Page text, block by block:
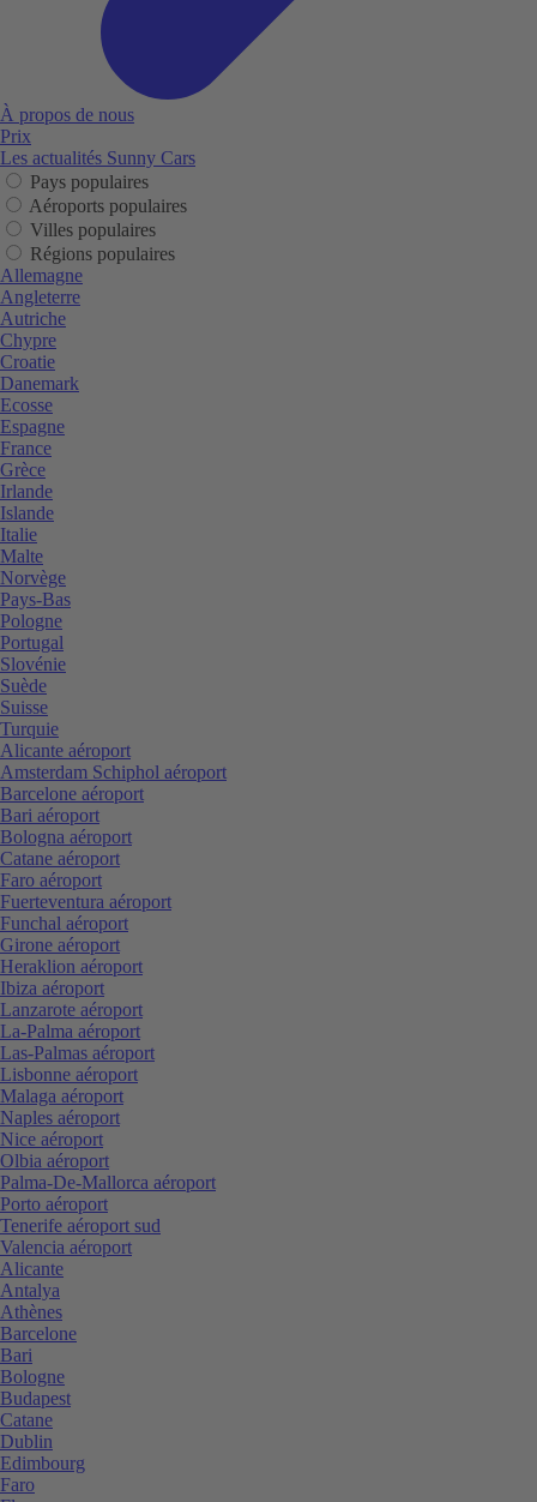
À propos de nous
Prix
Les actualités Sunny Cars
Pays populaires
Aéroports populaires
Villes populaires
Régions populaires
Allemagne
Angleterre
Autriche
Chypre
Croatie
Danemark
Ecosse
Espagne
France
Grèce
Irlande
Islande
Italie
Malte
Norvège
Pays-Bas
Pologne
Portugal
Slovénie
Suède
Suisse
Turquie
Alicante aéroport
Amsterdam Schiphol aéroport
Barcelone aéroport
Bari aéroport
Bologna aéroport
Catane aéroport
Faro aéroport
Fuerteventura aéroport
Funchal aéroport
Girone aéroport
Heraklion aéroport
Ibiza aéroport
Lanzarote aéroport
La-Palma aéroport
Las-Palmas aéroport
Lisbonne aéroport
Malaga aéroport
Naples aéroport
Nice aéroport
Olbia aéroport
Palma-De-Mallorca aéroport
Porto aéroport
Tenerife aéroport sud
Valencia aéroport
Alicante
Antalya
Athènes
Barcelone
Bari
Bologne
Budapest
Catane
Dublin
Edimbourg
Faro